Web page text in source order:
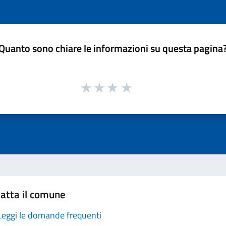
sono chiare le informazioni su questa
il comune
le domande frequenti